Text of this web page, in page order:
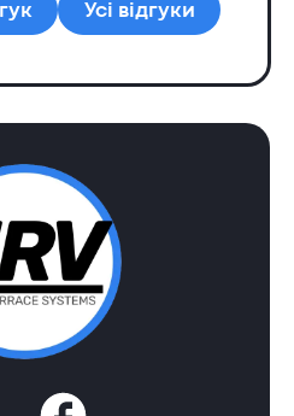
Усі відгуки